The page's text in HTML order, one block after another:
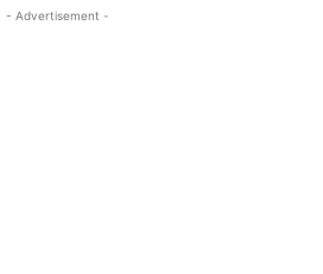
- Advertisement -